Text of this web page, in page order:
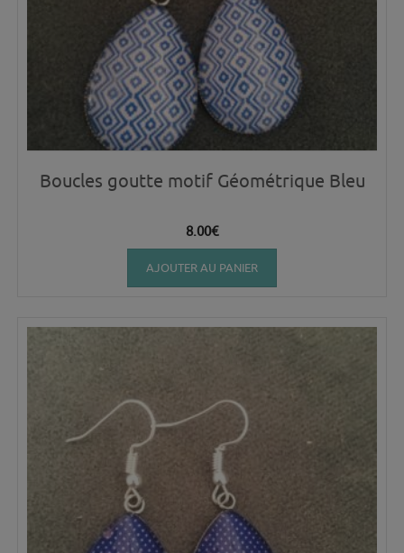
Boucles goutte motif Géométrique Bleu
8.00€
AJOUTER AU PANIER